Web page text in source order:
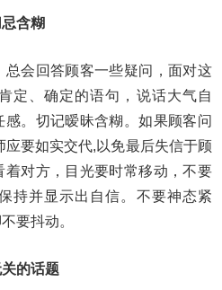
含糊
会回答顾客一些疑问，面对这
定、确定的语句，说话大气自
。切记暧昧含糊。如果顾客问
要如实交代,以免最后失信于顾
对方，目光要时常移动，不要
持并显示出自信。不要神态紧
要抖动。
的话题